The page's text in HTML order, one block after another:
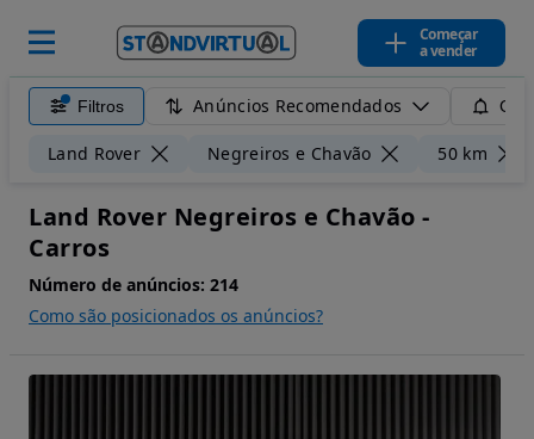
Começar
a vender
Filtros Anúncios Recomendados
Land Rover Negreiros e Chavão 50 km
Land Rover Negreiros e Chavão -
Carros
Número de anúncios: 214
Como são posicionados os anúncios?